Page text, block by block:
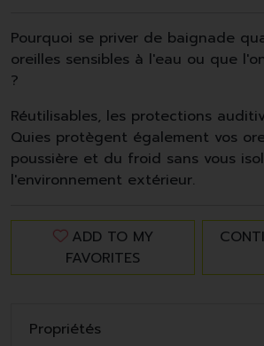
Pourquoi se priver de baignade
oreilles sensibles à l'eau ou que
?
Réutilisables, les protections
Quies protègent également vos
poussière et du froid sans vous
l'environnement extérieur.
ADD TO MY
FAVORITES
Propriétés